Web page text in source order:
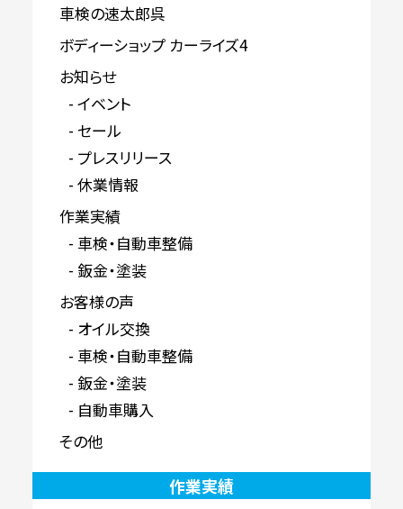
車検の速太郎呉
ボディーショップ カーライズ4
お知らせ
イベント
セール
プレスリリース
休業情報
作業実績
車検・自動車整備
鈑金・塗装
お客様の声
オイル交換
車検・自動車整備
鈑金・塗装
自動車購入
その他
作業実績